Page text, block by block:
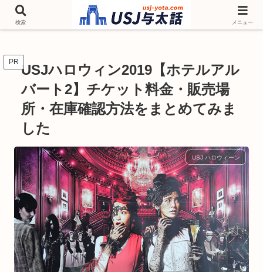
チケットやシーズンイベント ニンテンドーワールド アトラクションなどユニ
バを歩いて情報収集しています
PR USJハロウィン2019【ホテルアル
バート2】チケット料金・販売場
所・在庫確認方法をまとめてみま
した
USJ ハロウィーン
検索 メニュー